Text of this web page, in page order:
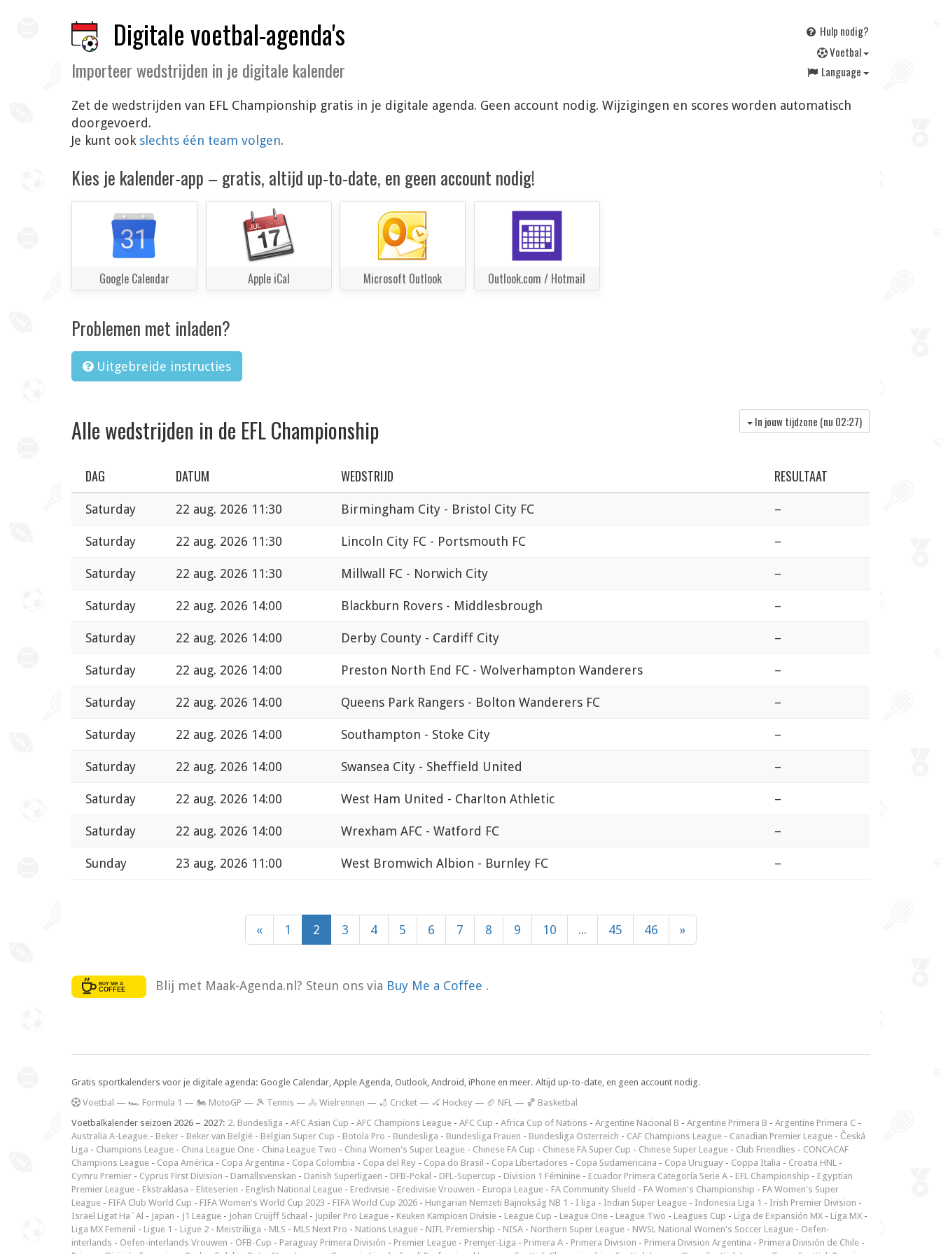
Digitale voetbal-agenda's
Importeer wedstrijden in je digitale kalender
Hulp nodig?
Voetbal
Language
Zet de wedstrijden van EFL Championship gratis in je digitale agenda. Geen account nodig. Wijzigingen en scores worden automatisch
doorgevoerd.
Je kunt ook slechts één team volgen.
Kies je kalender-app – gratis, altijd up-to-date, en geen account nodig!
Google Calendar Apple iCal Microsoft Outlook Outlook.com / Hotmail
Problemen met inladen?
Uitgebreide instructies
Alle wedstrijden in de EFL Championship In jouw tijdzone (nu 02:27)
DAG DATUM WEDSTRIJD RESULTAAT
Saturday 22 aug. 2026 11:30 Birmingham City - Bristol City FC –
Saturday 22 aug. 2026 11:30 Lincoln City FC - Portsmouth FC –
Saturday 22 aug. 2026 11:30 Millwall FC - Norwich City –
Saturday 22 aug. 2026 14:00 Blackburn Rovers - Middlesbrough –
Saturday 22 aug. 2026 14:00 Derby County - Cardiff City –
Saturday 22 aug. 2026 14:00 Preston North End FC - Wolverhampton Wanderers –
Saturday 22 aug. 2026 14:00 Queens Park Rangers - Bolton Wanderers FC –
Saturday 22 aug. 2026 14:00 Southampton - Stoke City –
Saturday 22 aug. 2026 14:00 Swansea City - Sheffield United –
Saturday 22 aug. 2026 14:00 West Ham United - Charlton Athletic –
Saturday 22 aug. 2026 14:00 Wrexham AFC - Watford FC –
Sunday 23 aug. 2026 11:00 West Bromwich Albion - Burnley FC –
« 1 2 3 4 5 6 7 8 9 10 ... 45 46 »
Blij met Maak-Agenda.nl? Steun ons via Buy Me a Coffee .
Gratis sportkalenders voor je digitale agenda: Google Calendar, Apple Agenda, Outlook, Android, iPhone en meer. Altijd up-to-date, en geen account nodig.
Voetbal — 🏎️ Formula 1 — 🏍 MotoGP — 🎾 Tennis — 🚴 Wielrennen — 🏏 Cricket — 🏑 Hockey — 🏈 NFL — 🏀 Basketbal
Voetbalkalender seizoen 2026 – 2027: 2. Bundesliga - AFC Asian Cup - AFC Champions League - AFC Cup - Africa Cup of Nations - Argentine Nacional B - Argentine Primera B - Argentine Primera C -
Australia A-League - Beker - Beker van België - Belgian Super Cup - Botola Pro - Bundesliga - Bundesliga Frauen - Bundesliga Österreich - CAF Champions League - Canadian Premier League - Česká
Liga - Champions League - China League One - China League Two - China Women's Super League - Chinese FA Cup - Chinese FA Super Cup - Chinese Super League - Club Friendlies - CONCACAF
Champions League - Copa América - Copa Argentina - Copa Colombia - Copa del Rey - Copa do Brasil - Copa Libertadores - Copa Sudamericana - Copa Uruguay - Coppa Italia - Croatia HNL -
Cymru Premier - Cyprus First Division - Damallsvenskan - Danish Superligaen - DFB-Pokal - DFL-Supercup - Division 1 Féminine - Ecuador Primera Categoría Serie A - EFL Championship - Egyptian
Premier League - Ekstraklasa - Eliteserien - English National League - Eredivisie - Eredivisie Vrouwen - Europa League - FA Community Shield - FA Women's Championship - FA Women's Super
League - FIFA Club World Cup - FIFA Women's World Cup 2023 - FIFA World Cup 2026 - Hungarian Nemzeti Bajnokság NB 1 - I liga - Indian Super League - Indonesia Liga 1 - Irish Premier Division -
Israel Ligat Ha`Al - Japan - J1 League - Johan Cruijff Schaal - Jupiler Pro League - Keuken Kampioen Divisie - League Cup - League One - League Two - Leagues Cup - Liga de Expansión MX - Liga MX -
Liga MX Femenil - Ligue 1 - Ligue 2 - Meistriliiga - MLS - MLS Next Pro - Nations League - NIFL Premiership - NISA - Northern Super League - NWSL National Women's Soccer League - Oefen-
interlands - Oefen-interlands Vrouwen - ÖFB-Cup - Paraguay Primera División - Premier League - Premjer-Liga - Primera A - Primera Division - Primera Division Argentina - Primera División de Chile -